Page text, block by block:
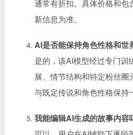
通常有折扣。具体价格和包
新信息为准。
AI是否能保持角色性格和世
是的，该AI模型经过专门训
展、情节结构和特定粉丝圈
与既定传说和角色性格保持
我能编辑AI生成的故事内容